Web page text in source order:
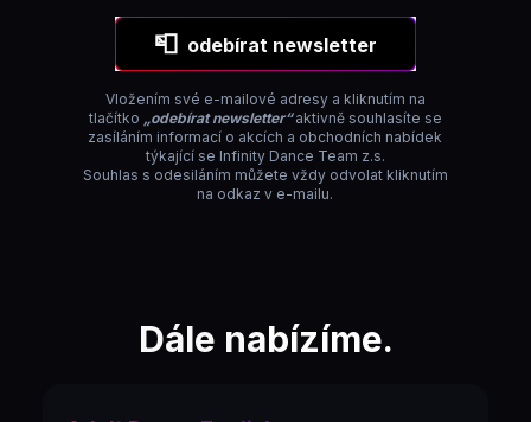
📮 odebírat newsletter
Vložením své e-mailové adresy a kliknutím na
tlačítko „odebírat newsletter“ aktivně souhlasíte se
zasíláním informací o akcích a obchodních nabídek
týkající se Infinity Dance Team z.s.
Souhlas s odesiláním můžete vždy odvolat kliknutím
na odkaz v e-mailu.
Dále nabízíme.